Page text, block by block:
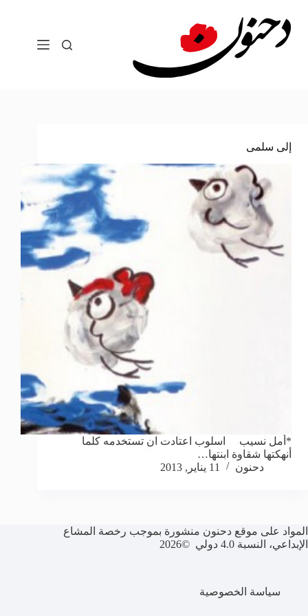
المحتوى
إلى سلمى
*أمل نسيب اسلوب اعتادت ان تستخدمه كلما
أنهكتها شقاوة ابنتها…
دحنون
11 يناير, 2013
المواد على موقع دحنون منشورة بموجب رخصة المشاع
الإبداعي، النسبة 4.0 دولي ©2026
سياسة الخصوصية